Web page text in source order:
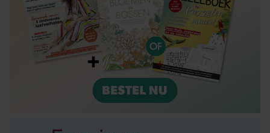
gaat akkoord met onze cookies als u onze website blijft
gebruiken.